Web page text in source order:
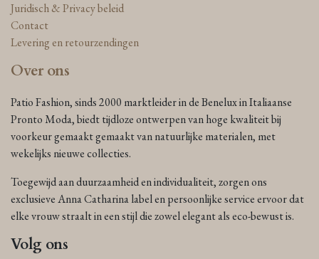
Juridisch & Privacy beleid
Contact
Levering en retourzendingen
Over ons
Patio Fashion, sinds 2000 marktleider in de Benelux in Italiaanse
Pronto Moda, biedt tijdloze ontwerpen van hoge kwaliteit bij
voorkeur gemaakt gemaakt van natuurlijke materialen, met
wekelijks nieuwe collecties.
Toegewijd aan duurzaamheid en individualiteit, zorgen ons
exclusieve Anna Catharina label en persoonlijke service ervoor dat
elke vrouw straalt in een stijl die zowel elegant als eco-bewust is.
Volg ons